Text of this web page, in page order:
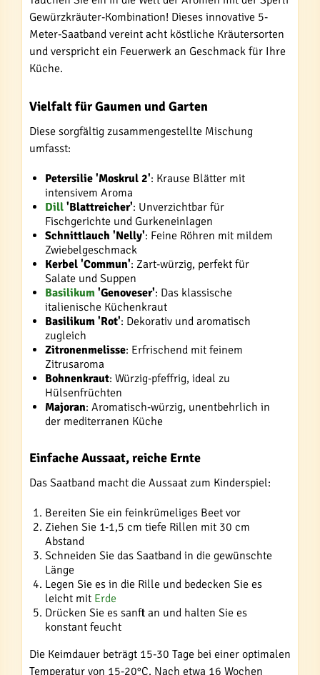
Gewürzkräuter-Kombination! Dieses innovative 5-
Meter-Saatband vereint acht köstliche Kräutersorten
und verspricht ein Feuerwerk an Geschmack für Ihre
Küche.
Vielfalt für Gaumen und Garten
Diese sorgfältig zusammengestellte Mischung
umfasst:
Petersilie 'Moskrul 2': Krause Blätter mit
intensivem Aroma
Dill 'Blattreicher': Unverzichtbar für
Fischgerichte und Gurkeneinlagen
Schnittlauch 'Nelly': Feine Röhren mit mildem
Zwiebelgeschmack
Kerbel 'Commun': Zart-würzig, perfekt für
Salate und Suppen
Basilikum 'Genoveser': Das klassische
italienische Küchenkraut
Basilikum 'Rot': Dekorativ und aromatisch
zugleich
Zitronenmelisse: Erfrischend mit feinem
Zitrusaroma
Bohnenkraut: Würzig-pfeffrig, ideal zu
Hülsenfrüchten
Majoran: Aromatisch-würzig, unentbehrlich in
der mediterranen Küche
Einfache Aussaat, reiche Ernte
Das Saatband macht die Aussaat zum Kinderspiel:
Bereiten Sie ein feinkrümeliges Beet vor
Ziehen Sie 1-1,5 cm tiefe Rillen mit 30 cm
Abstand
Schneiden Sie das Saatband in die gewünschte
Länge
Legen Sie es in die Rille und bedecken Sie es
leicht mit Erde
Drücken Sie es sanft an und halten Sie es
konstant feucht
Die Keimdauer beträgt 15-30 Tage bei einer optimalen
Temperatur von 15-20°C. Nach etwa 16 Wochen